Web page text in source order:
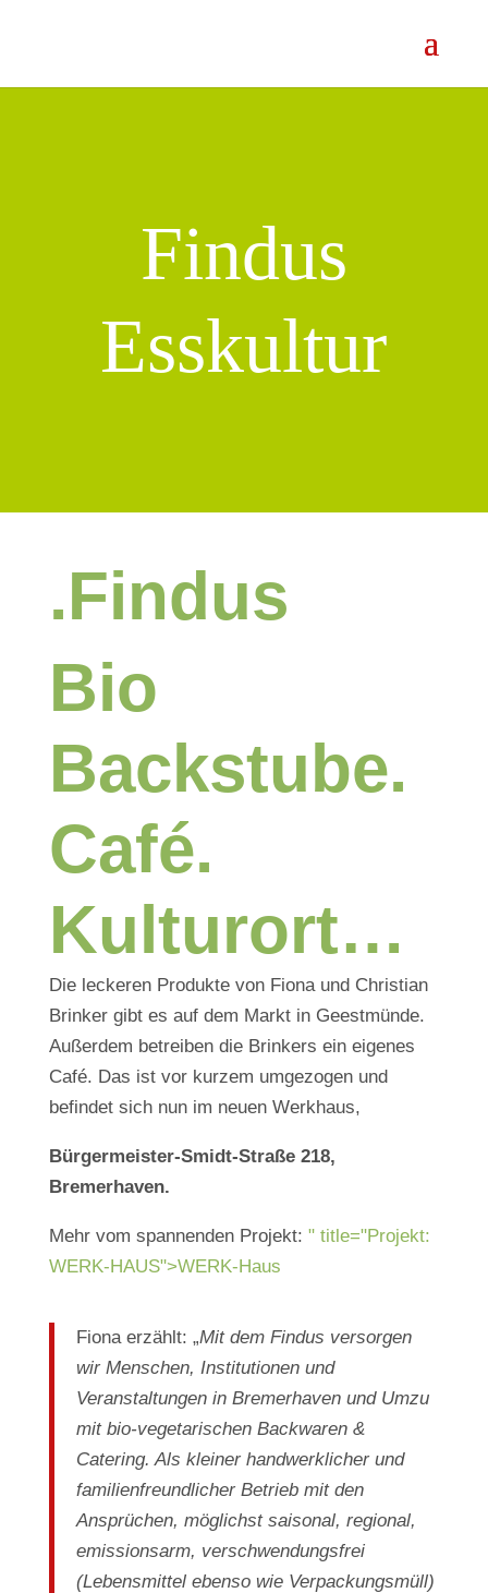
Findus
Esskultur
.Findus
Bio
Backstube.
Café.
Kulturort…
Die leckeren Produkte von Fiona und Christian
Brinker gibt es auf dem Markt in Geestmünde.
Außerdem betreiben die Brinkers ein eigenes
Café. Das ist vor kurzem umgezogen und
befindet sich nun im neuen Werkhaus,
Bürgermeister-Smidt-Straße 218,
Bremerhaven.
Mehr vom spannenden Projekt: " title="Projekt:
WERK-HAUS">WERK-Haus
Fiona erzählt: „Mit dem Findus versorgen
wir Menschen, Institutionen und
Veranstaltungen in Bremerhaven und Umzu
mit bio-vegetarischen Backwaren &
Catering. Als kleiner handwerklicher und
familienfreundlicher Betrieb mit den
Ansprüchen, möglichst saisonal, regional,
emissionsarm, verschwendungsfrei
(Lebensmittel ebenso wie Verpackungsmüll)